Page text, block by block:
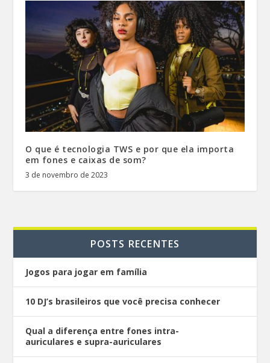
O que é tecnologia TWS e por que ela importa
em fones e caixas de som?
3 de novembro de 2023
POSTS RECENTES
Jogos para jogar em família
10 DJ’s brasileiros que você precisa conhecer
Qual a diferença entre fones intra-
auriculares e supra-auriculares